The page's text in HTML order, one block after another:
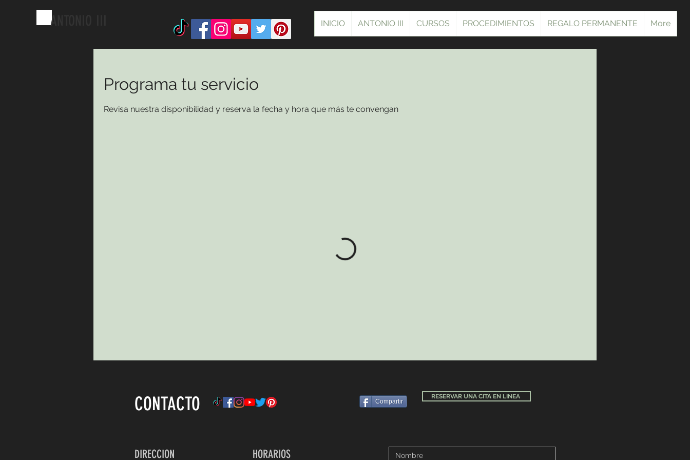
ANTONIO INICIO ANTONIO III CURSOS PROCEDIMIENTOS REGALO PERMANENTE More
Programa tu servicio
Revisa nuestra disponibilidad y reserva la fecha y hora que más te convengan
CONTACTO Compartir
RESERVAR UNA CITA EN LINEA
DIRECCION HORARIOS